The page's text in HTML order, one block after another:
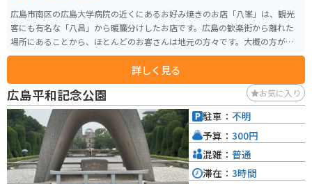
広島市南区の広島大学病院の近くにあるお好み焼きのお店「八峯」は、観光
客にも有名な「八昌」から暖簾分けしたお店です。広島の歓楽街から離れた
場所にあることから、ほとんどのお客さんは地元の方々です。大概の方が頼
まれるのは、肉玉そばですが、通の方は肉玉うどんを頼まれる方もいます。
どちらも700円でボリュームもあり、たっぷり入ったキャベツと麺、そして薄
く敷いた生地とのバランスがバッチリで、少し甘めのソースが載っていて、
とっても美味しいです。目の前の鉄板でお好み焼きを焼いている店の雰囲気
も、昭和を感じられていい感じです。
詳しく見る
広島平和記念公園 お気に入り
駐車： 不明
予算： 300円
混雑： 普通
滞在： 3時間